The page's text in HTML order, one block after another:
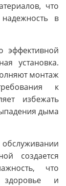
что
в
эффективной
установка.
монтаж
к
избежать
дыма
создается
что
здоровье и